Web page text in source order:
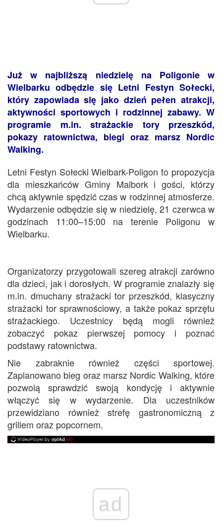
Już w najbliższą niedzielę na Poligonie w
Wielbarku odbędzie się Letni Festyn Sołecki,
który zapowiada się jako dzień pełen atrakcji,
aktywności sportowych i rodzinnej zabawy. W
programie m.in. strażackie tory przeszkód,
pokazy ratownictwa, biegi oraz marsz Nordic
Walking.
Letni Festyn Sołecki Wielbark-Poligon to propozycja
dla mieszkańców Gminy Malbork i gości, którzy
chcą aktywnie spędzić czas w rodzinnej atmosferze.
Wydarzenie odbędzie się w niedzielę, 21 czerwca w
godzinach 11:00–15:00 na terenie Poligonu w
Wielbarku.
Organizatorzy przygotowali szereg atrakcji zarówno
dla dzieci, jak i dorosłych. W programie znalazły się
m.in. dmuchany strażacki tor przeszkód, klasyczny
strażacki tor sprawnościowy, a także pokaz sprzętu
strażackiego. Uczestnicy będą mogli również
zobaczyć pokaz pierwszej pomocy i poznać
podstawy ratownictwa.
Nie zabraknie również części sportowej.
Zaplanowano bieg oraz marsz Nordic Walking, które
pozwolą sprawdzić swoją kondycję i aktywnie
włączyć się w wydarzenie. Dla uczestników
przewidziano również strefę gastronomiczną z
grillem oraz popcornem.
ad